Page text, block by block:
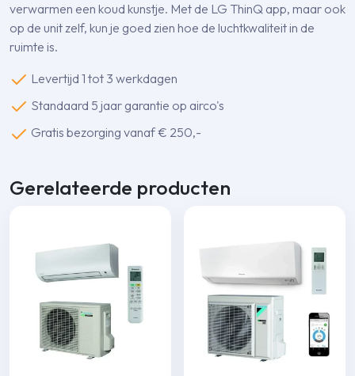
verwarmen een koud kunstje. Met de LG ThinQ app, maar ook
op de unit zelf, kun je goed zien hoe de luchtkwaliteit in de
ruimte is.
Levertijd 1 tot 3 werkdagen
Standaard 5 jaar garantie op airco's
Gratis bezorging vanaf € 250,-
Gerelateerde producten